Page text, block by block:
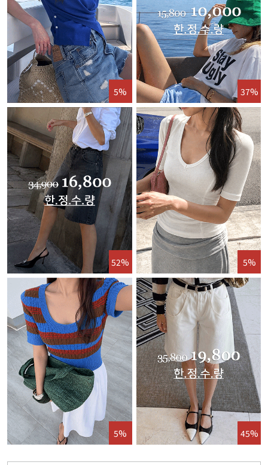
5% 37%
52% 5%
5% 45%